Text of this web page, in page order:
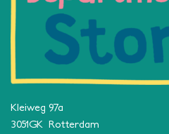
Kleiweg 97a
3051GK Rotterdam